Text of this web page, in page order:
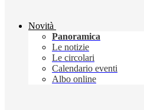
Novità
Panoramica
Le notizie
Le circolari
Calendario eventi
Albo online